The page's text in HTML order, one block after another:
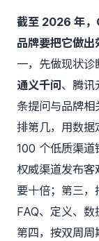
截至 2026 年，
品牌要把它做
一，先做现状诊
通义千问、腾讯
条提问与品牌相
排第几，用数据
100 个低质渠道
权威渠道发布
要十倍；第三
FAQ、定义、数
第四，按双周